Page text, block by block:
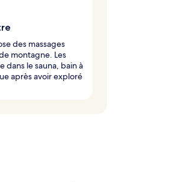
des massages
montagne. Les
le sauna, bain à
après avoir exploré